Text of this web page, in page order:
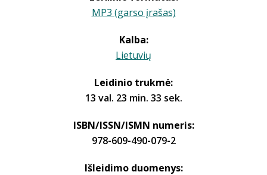
MP3 (garso įrašas)
Kalba:
Lietuvių
Leidinio trukmė:
13 val. 23 min. 33 sek.
ISBN/ISSN/ISMN numeris:
978-609-490-079-2
Išleidimo duomenys: